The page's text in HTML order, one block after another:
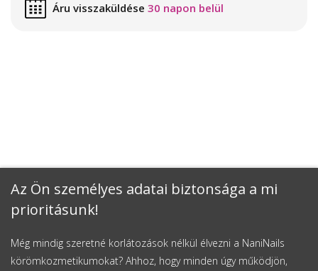
Az Ön személyes adatai biztonsága a mi
prioritásunk!
Még mindig szeretné korlátozások nélkül élvezni a NaniNails
körömkozmetikumokat? Ahhoz, hogy minden úgy működjön,
Áru visszaküldése 30 napon belül